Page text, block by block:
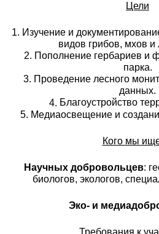
Цели
1. Изучение и
видов грибов, мхов
2. Пополнение гербариев и
парка.
3. Проведение лесного
данных.
4. Благоустройство
5. Медиаосвещение и
Кого мы
Научных добровольцев:
биологов, экологов,
Эко- и
Требования к